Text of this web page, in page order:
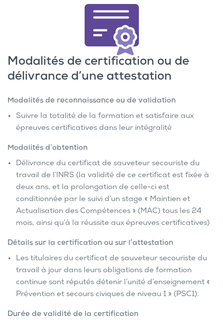
Modalités de certification ou de
délivrance d’une attestation
Modalités de reconnaissance ou de validation
Suivre la totalité de la formation et satisfaire aux
épreuves certificatives dans leur intégralité
Modalités d’obtention
Délivrance du certificat de sauveteur secouriste du
travail de l’INRS (la validité de ce certificat est fixée à
deux ans, et la prolongation de celle-ci est
conditionnée par le suivi d’un stage « Maintien et
Actualisation des Compétences » (MAC) tous les 24
mois, ainsi qu’à la réussite aux épreuves certificatives)
Détails sur la certification ou sur l’attestation
Les titulaires du certificat de sauveteur secouriste du
travail à jour dans leurs obligations de formation
continue sont réputés détenir l’unité d’enseignement «
Prévention et secours civiques de niveau 1 » (PSC1).
Durée de validité de la certification